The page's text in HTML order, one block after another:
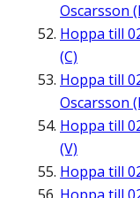
Oscarsson
Hoppa till
(C)
Hoppa till
Oscarsson
Hoppa till
(V)
Hoppa till